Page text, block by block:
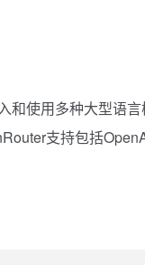
和使用多种大型语
支持包括